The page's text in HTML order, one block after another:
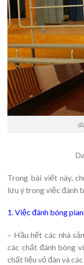
Trong bài viết này,
lưu ý trong việc đánh
1. Việc đánh bóng
– Hầu hết các nhà
các chất đánh bóng
chất liệu vỏ đàn và